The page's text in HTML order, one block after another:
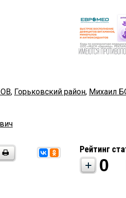
, Горьковский район, Михаил
Рейтинг
0